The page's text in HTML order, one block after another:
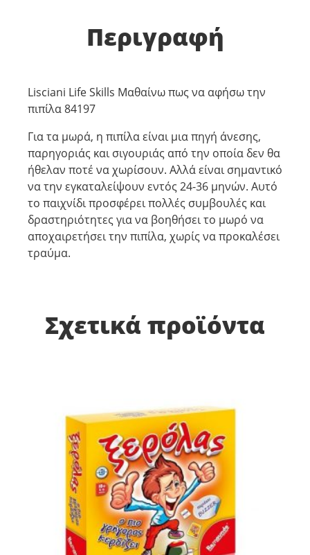
Περιγραφή
Lisciani Life Skills Μαθαίνω πως να αφήσω την
πιπίλα 84197
Για τα μωρά, η πιπίλα είναι μια πηγή άνεσης,
παρηγοριάς και σιγουριάς από την οποία δεν θα
ήθελαν ποτέ να χωρίσουν. Αλλά είναι σημαντικό
να την εγκαταλείψουν εντός 24-36 μηνών. Αυτό
το παιχνίδι προσφέρει πολλές συμβουλές και
δραστηριότητες για να βοηθήσει το μωρό να
αποχαιρετήσει την πιπίλα, χωρίς να προκαλέσει
τραύμα.
Σχετικά προϊόντα